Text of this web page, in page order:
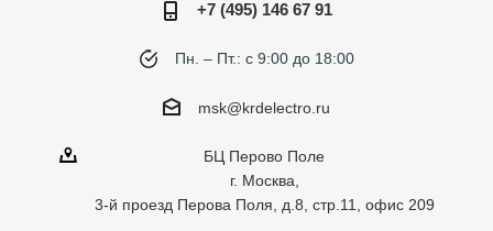
+7 (495) 146 67 91
Пн. – Пт.: с 9:00 до 18:00
msk@krdelectro.ru
БЦ Перово Поле
г. Москва,
3-й проезд Перова Поля, д.8, стр.11, офис 209